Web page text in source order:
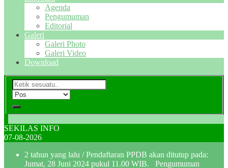
Agenda
Pengumuman
Editorial
Galeri
Galeri Photo
Galeri Video
Download
SEKILAS INFO
07-08-2026
2 tahun yang lalu / Pendaftaran PPDB akan ditutup pada:
Jumat, 28 Juni 2024 pukul 11.00 WIB. Pengumuman